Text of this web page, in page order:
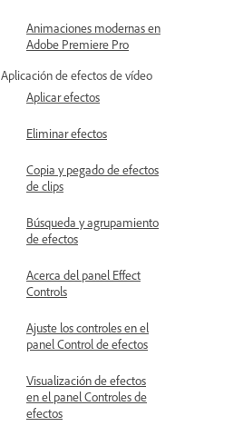
Animaciones modernas en
Adobe Premiere Pro
Aplicación de efectos de vídeo
Aplicar efectos
Eliminar efectos
Copia y pegado de efectos
de clips
Búsqueda y agrupamiento
de efectos
Acerca del panel Effect
Controls
Ajuste los controles en el
panel Control de efectos
Visualización de efectos
en el panel Controles de
efectos